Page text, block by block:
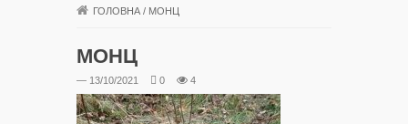
ГОЛОВНА / МОНЦ
МОНЦ
— 13/10/2021 0 4